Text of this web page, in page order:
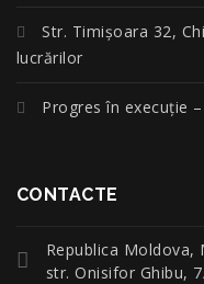
Str. Timișoara 32,
lucrărilor
Progres în execuție
CONTACTE
Republica Moldova,
str. Onisifor Ghibu,